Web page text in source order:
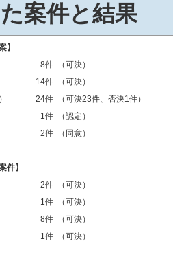
案件と結果
】
8件
（可決）
14件
（可決）
24件
（可決23件、否決1件）
1件
（認定）
2件 （同意）
件】
2件
（可決）
1件
（可決）
8件
（可決）
1件 （可決）